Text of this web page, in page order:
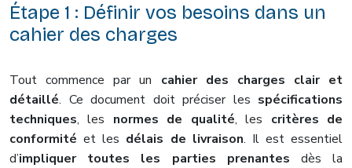
Étape 1 : Définir vos besoins dans un
cahier des charges
Tout commence par un cahier des charges clair et
détaillé. Ce document doit préciser les spécifications
techniques, les normes de qualité, les critères de
conformité et les délais de livraison. Il est essentiel
d’impliquer toutes les parties prenantes dès la